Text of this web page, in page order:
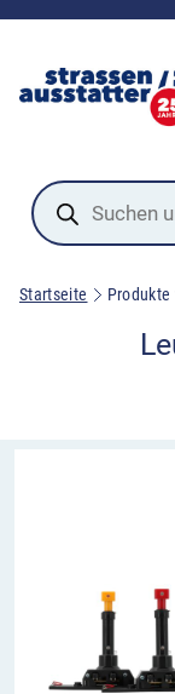
Products
search
Startseite